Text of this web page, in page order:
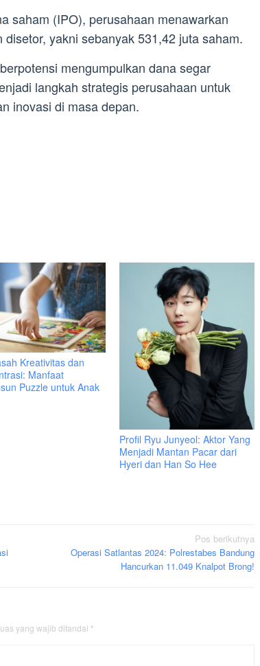
saham (IPO), perusahaan menawarkan
yakni sebanyak 531,42 juta saham.
mengumpulkan dana segar
langkah strategis perusahaan untuk
inovasi di masa depan.
Kreativitas dan
Manfaat
Puzzle untuk Anak
Profil Ryu Junyeol: Aktor Yang
Menjadi Mantan Pacar dari
Hyeri dan Han So Hee
Pos berikutnya
Operasi Satlantas 2024: Polrestabes Bandung
Hancurkan 11.049 Knalpot Brong!
yang wajib ditandai *